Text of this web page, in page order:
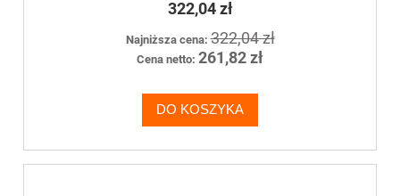
322,04 zł
Najniższa cena:322,04 zł
Cena netto: 261,82 zł
DO KOSZYKA